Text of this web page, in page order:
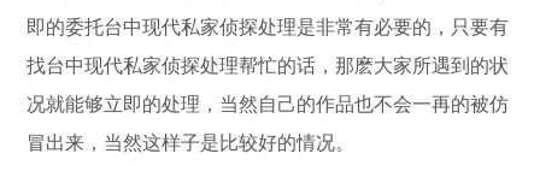
即的委托台中现代私家侦探处理是非常有必要的，只要有
找台中现代私家侦探处理帮忙的话，那麽大家所遇到的状
况就能够立即的处理，当然自己的作品也不会一再的被仿
冒出来，当然这样子是比较好的情况。